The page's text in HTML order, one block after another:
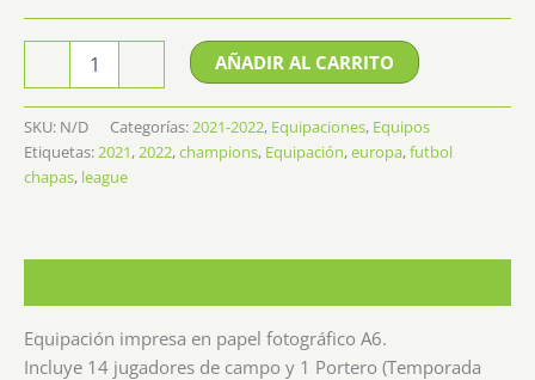
Champions
2021-
2022
cantidad
AÑADIR AL CARRITO
SKU: N/D Categorías:2021-2022, Equipaciones, Equipos
Etiquetas:2021,2022,champions, Equipación,europa,futbol
chapas, league
Equipación impresa en papel fotográfico A6.
Incluye 14 jugadores de campo y 1 Portero (Temporada